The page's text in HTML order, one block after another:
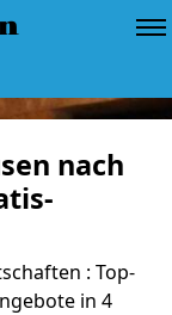
nach
: Top-
in 4